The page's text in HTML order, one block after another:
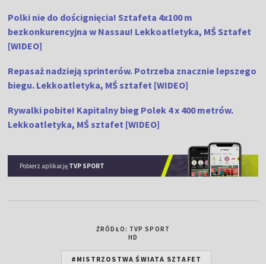
Polki nie do doścignięcia! Sztafeta 4x100 m
bezkonkurencyjna w Nassau! Lekkoatletyka, MŚ Sztafet
[WIDEO]
Repasaż nadzieją sprinterów. Potrzeba znacznie lepszego
biegu. Lekkoatletyka, MŚ sztafet [WIDEO]
Rywalki pobite! Kapitalny bieg Polek 4 x 400 metrów.
Lekkoatletyka, MŚ sztafet [WIDEO]
Pobierz aplikację TVP SPORT
ŹRÓDŁO: TVP SPORT
HD
#MISTRZOSTWA ŚWIATA SZTAFET